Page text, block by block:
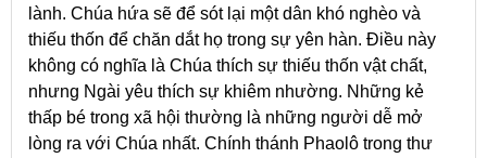
lành. Chúa hứa sẽ để sót lại một dân khó nghèo và
thiếu thốn để chăn dắt họ trong sự yên hàn. Điều này
không có nghĩa là Chúa thích sự thiếu thốn vật chất,
nhưng Ngài yêu thích sự khiêm nhường. Những kẻ
thấp bé trong xã hội thường là những người dễ mở
lòng ra với Chúa nhất. Chính thánh Phaolô trong thư